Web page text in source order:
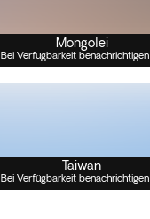
Mongolei
Bei Verfügbarkeit benachrichtigen
Taiwan
Bei Verfügbarkeit benachrichtigen